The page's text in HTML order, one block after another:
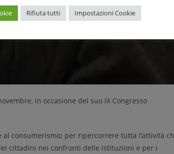
in occasione del suo IX Congresso
al consumerismo; per ripercorrere tutta l’attività
cittadini nei confronti delle istituzioni e per i
Rifiuta tutti Impostazioni Cookie